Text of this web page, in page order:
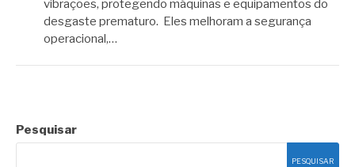
vibrações, protegendo máquinas e equipamentos do
desgaste prematuro. Eles melhoram a segurança
operacional,…
Pesquisar
PESQUISAR